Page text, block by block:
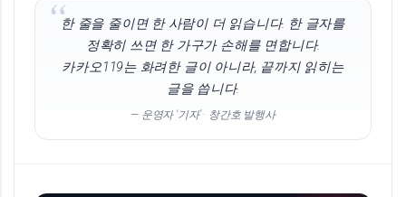
한 줄을 줄이면 한 사람이 더 읽습니다. 한 글자를
정확히 쓰면 한 가구가 손해를 면합니다.
카카오119는 화려한 글이 아니라, 끝까지 읽히는
글을 씁니다.
— 운영자 ‘기자’ · 창간호 발행사